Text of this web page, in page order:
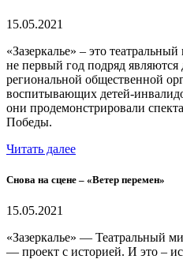
15.05.2021
«Зазеркалье» – это
не первый год подряд являются
региональной общественной
воспитывающих детей-
они продемонстрировали
Победы.
Читать далее
Снова на сцене – «Ветер перемен»
15.05.2021
«Зазеркалье» — Театральный
— проект с историей. И это –